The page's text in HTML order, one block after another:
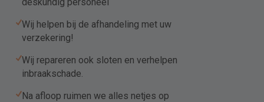
Wij helpen bij de afhandeling met uw
verzekering!
Wij repareren ook sloten en verhelpen
inbraakschade.
Na afloop ruimen we alles netjes op